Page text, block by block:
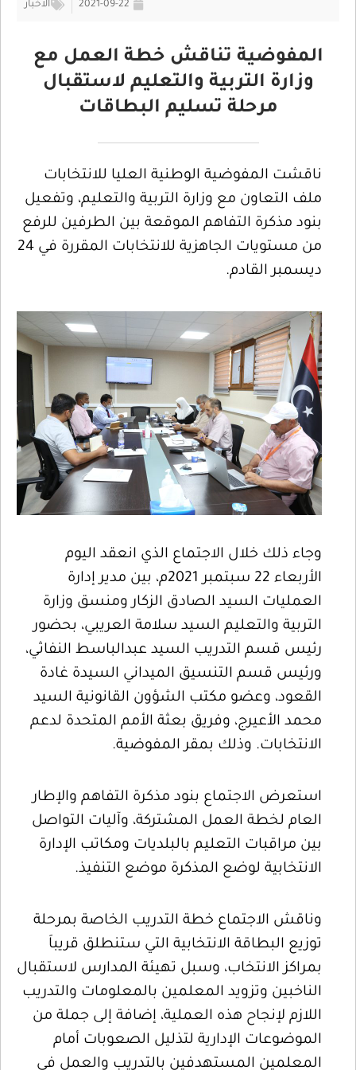
2021-09-22 الأخبار
المفوضية تناقش خطة العمل مع
وزارة التربية والتعليم لاستقبال
مرحلة تسليم البطاقات
ناقشت المفوضية الوطنية العليا للانتخابات
ملف التعاون مع وزارة التربية والتعليم، وتفعيل
بنود مذكرة التفاهم الموقعة بين الطرفين للرفع
من مستويات الجاهزية للانتخابات المقررة في 24
ديسمبر القادم.
وجاء ذلك خلال الاجتماع الذي انعقد اليوم
الأربعاء 22 سبتمبر 2021م، بين مدير إدارة
العمليات السيد الصادق الزكار ومنسق وزارة
التربية والتعليم السيد سلامة العريبي، بحضور
رئيس قسم التدريب السيد عبدالباسط النفاثي،
ورئيس قسم التنسيق الميداني السيدة غادة
القعود، وعضو مكتب الشؤون القانونية السيد
محمد الأعيرج، وفريق بعثة الأمم المتحدة لدعم
الانتخابات. وذلك بمقر المفوضية.
استعرض الاجتماع بنود مذكرة التفاهم والإطار
العام لخطة العمل المشتركة، وآليات التواصل
بين مراقبات التعليم بالبلديات ومكاتب الإدارة
الانتخابية لوضع المذكرة موضع التنفيذ.
وناقش الاجتماع خطة التدريب الخاصة بمرحلة
توزيع البطاقة الانتخابية التي ستنطلق قريباَ
بمراكز الانتخاب، وسبل تهيئة المدارس لاستقبال
الناخبين وتزويد المعلمين بالمعلومات والتدريب
اللازم لإنجاح هذه العملية، إضافة إلى جملة من
الموضوعات الإدارية لتذليل الصعوبات أمام
المعلمين المستهدفين بالتدريب والعمل في